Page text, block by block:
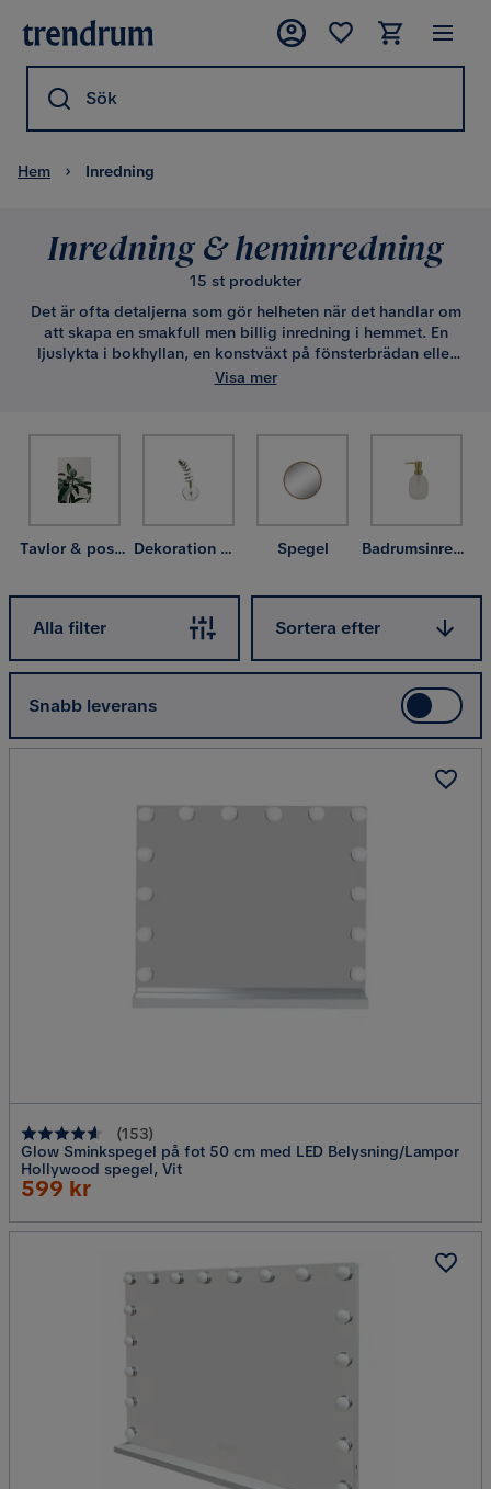
Sök
Hem Inredning
Inredning & heminredning
15 st produkter
Det är ofta detaljerna som gör helheten när det handlar om
att skapa en smakfull men billig inredning i hemmet. En
ljuslykta i bokhyllan, en konstväxt på fönsterbrädan eller
en vacker klocka på väggen. Det är bara några exempel på
förvandla ditt hem till en vacker och trivsam miljö. Du hittar
dina dekorationer online här på Trendrum.
Visa mer
Tavlor & posters Dekoration & inredningsdetaljer Spegel Badrumsinredning
Alla filter
Sortera efter
Snabb leverans
(153)
Glow Sminkspegel på fot 50 cm med LED Belysning/Lampor
Hollywood spegel, Vit
Rabatterat
599 kr